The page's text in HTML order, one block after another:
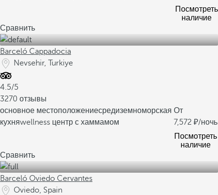
Посмотреть
наличие
Сравнить
Barceló Cappadocia
Nevsehir, Turkiye
4.5/5
3270 отзывы
основное местоположениесредиземноморская
кухняwellness центр с хаммамом
От
7,572
/ночь
Посмотреть
наличие
Сравнить
Barceló Oviedo Cervantes
Oviedo, Spain